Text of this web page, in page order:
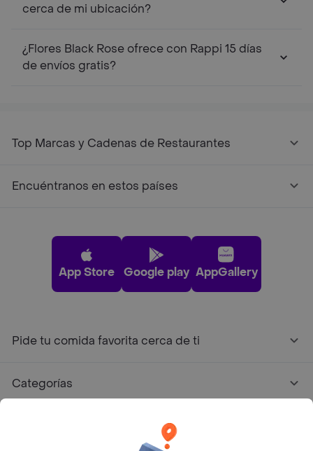
cerca de mi ubicación?
¿Flores Black Rose ofrece con Rappi 15 días
de envíos gratis?
Top Marcas y Cadenas de Restaurantes
Encuéntranos en estos países
App Store Google play AppGallery
Pide tu comida favorita cerca de ti
Categorías